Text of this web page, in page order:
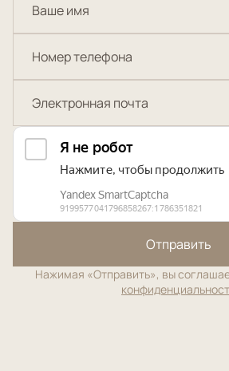
Отправить
Нажимая «Отправить», вы